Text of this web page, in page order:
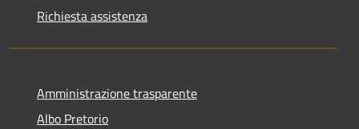
Richiesta assistenza
Amministrazione trasparente
Albo Pretorio